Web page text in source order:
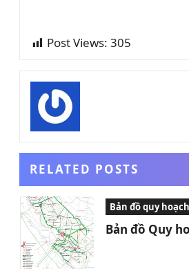
Post Views: 305
RELATED POSTS
Bản đồ quy hoạch
Bản đồ Quy